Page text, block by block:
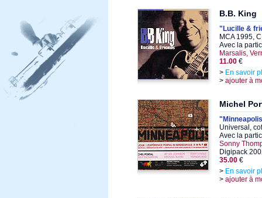
B.B. King
"Lucille &
MCA 1995,
Avec la
Marsalis,
11.00 €
> En savoir
> ajouter à
Michel
Universal,
Avec la
Sonny
Digipack
35.00 €
> En savoir
> ajouter à